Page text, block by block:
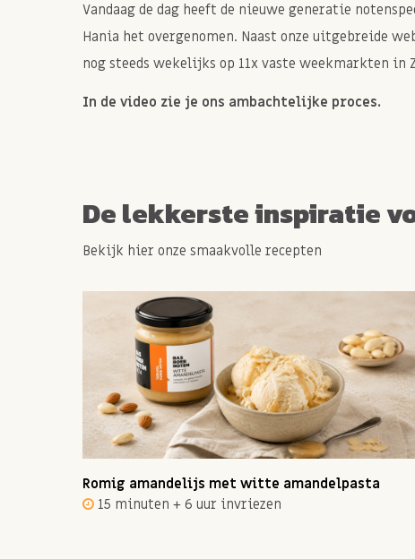
Vandaag de dag heeft de nieuwe generatie
Hania het overgenomen. Naast onze uitgebreide
nog steeds wekelijks op 11x vaste weekmarkten in
In de video zie je ons ambachtelijke proces.
De lekkerste inspiratie
Bekijk hier onze smaakvolle recepten
Romig amandelijs met witte amandelpasta
15 minuten + 6 uur invriezen